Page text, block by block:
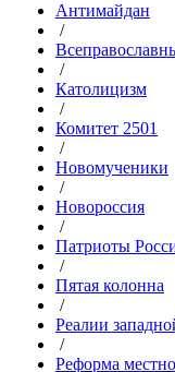
Антимайдан
/
/
Католицизм
/
Комитет 2501
/
Новомученики
/
Новороссия
/
Патриоты
/
Пятая колонна
/
Реалии
/
Реформа